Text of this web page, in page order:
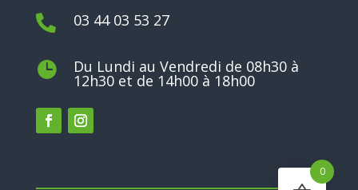
 03 44 03 53 27
 Du Lundi au Vendredi de 08h30 à
12h30 et de 14h00 à 18h00
0